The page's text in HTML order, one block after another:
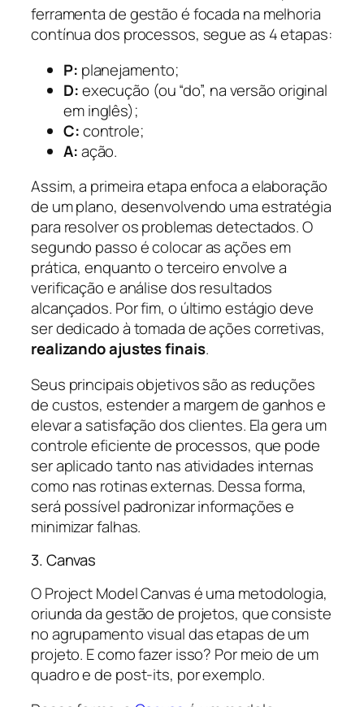
ferramenta de gestão é focada na melhoria
contínua dos processos, segue as 4 etapas:
P: planejamento;
D:execução (ou “do”, na versão original
em inglês);
C:controle;
A:ação.
Assim, a primeira etapa enfoca a elaboração
de um plano, desenvolvendo uma estratégia
para resolver os problemas detectados. O
segundo passo é colocar as ações em
prática, enquanto o terceiro envolve a
verificação e análise dos resultados
alcançados. Por fim, o último estágio deve
ser dedicado à tomada de ações corretivas,
realizando ajustes finais.
Seus principais objetivos são as reduções
de custos, estender a margem de ganhos e
elevar a satisfação dos clientes. Ela gera um
controle eficiente de processos, que pode
ser aplicado tanto nas atividades internas
como nas rotinas externas. Dessa forma,
será possível padronizar informações e
minimizar falhas.
3. Canvas
O Project Model Canvas é uma metodologia,
oriunda da gestão de projetos, que consiste
no agrupamento visual das etapas de um
projeto. E como fazer isso? Por meio de um
quadro e de post-its, por exemplo.